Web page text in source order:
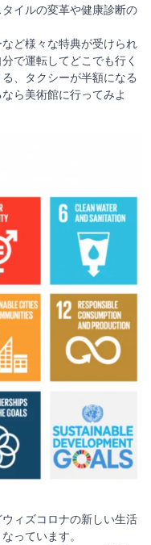
イルの変革や健康診断の
ど様々な特典が受けられ
で運転してどこでも行く
、タクシーが半額になる
ら美術館に行ってみよ
ィズコロナの新しい生活
っています。